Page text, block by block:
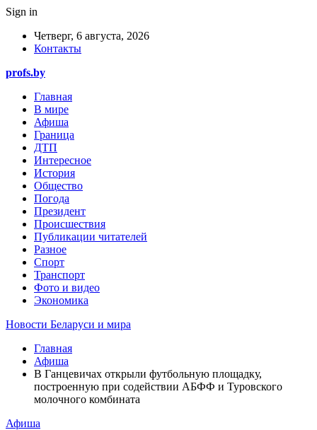
Sign in
Четверг, 6 августа, 2026
Контакты
profs.by
Главная
В мире
Афиша
Граница
ДТП
Интересное
История
Общество
Погода
Президент
Происшествия
Публикации читателей
Разное
Спорт
Транспорт
Фото и видео
Экономика
Новости Беларуси и мира
Главная
Афиша
В Ганцевичах открыли футбольную площадку,
построенную при содействии АБФФ и Туровского
молочного комбината
Афиша